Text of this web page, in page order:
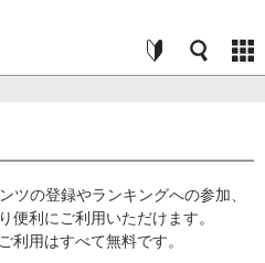
ツの登録やランキングへの参加、
便利にご利用いただけます。
利用はすべて無料です。